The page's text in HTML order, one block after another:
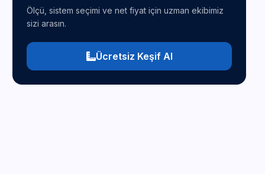
Ölçü, sistem seçimi ve net fiyat için uzman ekibimiz
sizi arasın.
Ücretsiz Keşif Al